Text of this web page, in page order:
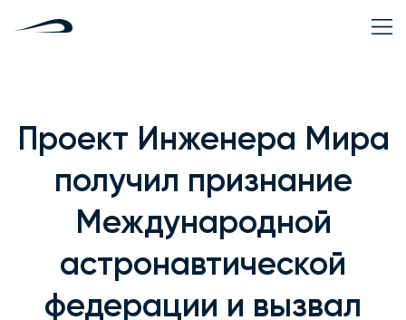
Проект Инженера Мира
получил признание
Международной
астронавтической
федерации и вызвал